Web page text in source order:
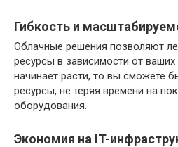
Гибкость и
Облачные решения позволяют
ресурсы в зависимости от
начинает расти, то вы сможете
ресурсы, не теряя времени на
оборудования.
Экономия на IT-